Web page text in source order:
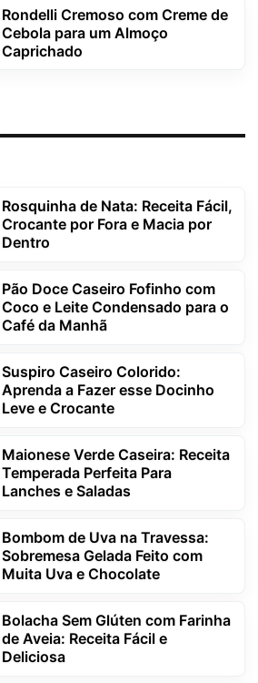
Rondelli Cremoso com Creme de
Cebola para um Almoço
Caprichado
Rosquinha de Nata: Receita Fácil,
Crocante por Fora e Macia por
Dentro
Pão Doce Caseiro Fofinho com
Coco e Leite Condensado para o
Café da Manhã
Suspiro Caseiro Colorido:
Aprenda a Fazer esse Docinho
Leve e Crocante
Maionese Verde Caseira: Receita
Temperada Perfeita Para
Lanches e Saladas
Bombom de Uva na Travessa:
Sobremesa Gelada Feito com
Muita Uva e Chocolate
Bolacha Sem Glúten com Farinha
de Aveia: Receita Fácil e
Deliciosa